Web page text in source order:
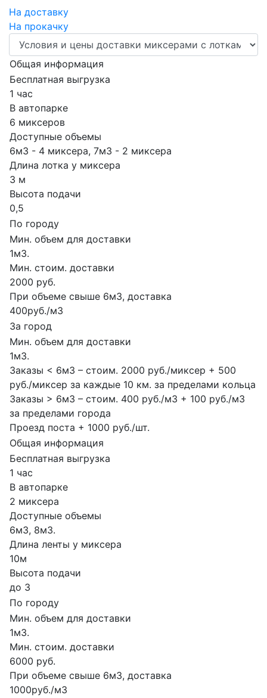
На доставку
На прокачку
Общая информация
Бесплатная выгрузка
1 час
В автопарке
6 миксеров
Доступные объемы
6м3 - 4 миксера, 7м3 - 2 миксера
Длина лотка у миксера
3 м
Высота подачи
0,5
По городу
Мин. объем для доставки
1м3.
Мин. стоим. доставки
2000 руб.
При объеме свыше 6м3, доставка
400руб./м3
За город
Мин. объем для доставки
1м3.
Заказы < 6м3 – стоим. 2000 руб./миксер + 500
руб./миксер за каждые 10 км. за пределами кольца
Заказы > 6м3 – стоим. 400 руб./м3 + 100 руб./м3
за пределами города
Проезд поста + 1000 руб./шт.
Общая информация
Бесплатная выгрузка
1 час
В автопарке
2 миксера
Доступные объемы
6м3, 8м3.
Длина ленты у миксера
10м
Высота подачи
до 3
По городу
Мин. объем для доставки
1м3.
Мин. стоим. доставки
6000 руб.
При объеме свыше 6м3, доставка
1000руб./м3